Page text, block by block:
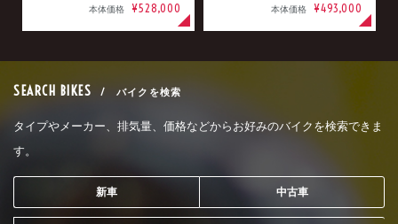
本体価格 ¥528,000 本体価格 ¥493,000
SEARCH BIKES / バイクを検索
タイプやメーカー、排気量、価格などからお好みのバイクを検索できま
す。
新車 中古車